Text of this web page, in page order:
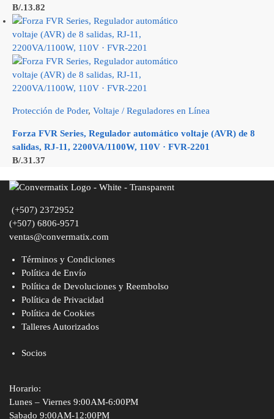
B/.13.82
Protección de Poder, Voltaje / Reguladores en Línea
Forza FVR Series, Regulador automático voltaje (AVR) de 8
salidas, RJ-11, 2200VA/1100W, 110V · FVR-2201
B/.31.37
(+507) 2372952
(+507) 6806-9571
ventas@convermatix.com
Términos y Condiciones
Política de Envío
Política de Devoluciones y Reembolso
Política de Privacidad
Política de Cookies
Talleres Autorizados
Socios
Horario:
Lunes – Viernes 9:00AM-6:00PM
Sabado 9:00AM-12:00PM